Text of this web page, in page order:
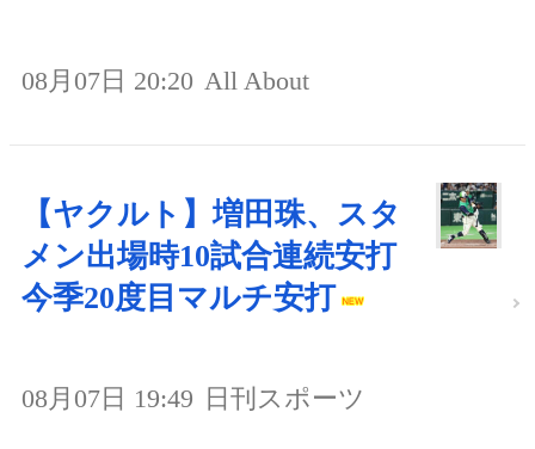
08月07日 20:20 All About
【ヤクルト】増田珠、スタ
メン出場時10試合連続安打
今季20度目マルチ安打
08月07日 19:49 日刊スポーツ